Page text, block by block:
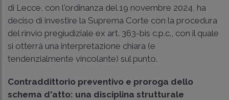
di Lecce, con l'ordinanza del 19 novembre 2024, ha
deciso di investire la Suprema Corte con la procedura
del rinvio pregiudiziale ex art. 363-bis c.p.c. , con il quale
si otterrà una interpretazione chiara (e
tendenzialmente vincolante) sul punto.
Contraddittorio preventivo e proroga dello
schema d'atto: una disciplina strutturale